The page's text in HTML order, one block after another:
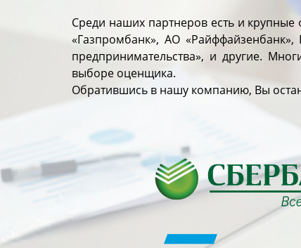
Среди наших партнеров есть и
«Газпромбанк», АО
предпринимательства», и другие.
выборе оценщика.
Обратившись в нашу компанию, Вы